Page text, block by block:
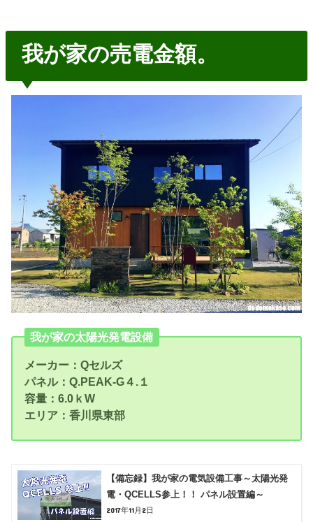
我が家の売電金額。
我が家の太陽光発電設備
メーカー：Qセルズ
パネル：Q.PEAK-G４.１
容量：6.0ｋW
エリア：香川県東部
【備忘録】我が家の電気設備工事～太陽光発
電・QCELLS参上！！ パネル設置編～
2017年11月2日